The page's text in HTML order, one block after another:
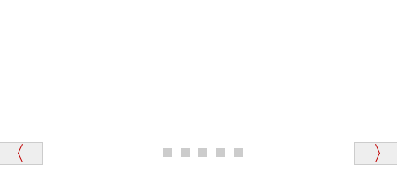
体をねかせたりおこしたりすると「グーグー」と鳴く
「商品説明が細やかで丁寧であったことです」